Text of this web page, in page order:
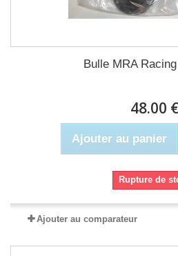
Bulle MRA
48.00 €
Ajouter au panier
Rupture de
Ajouter au comparateur